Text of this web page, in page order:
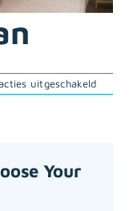
uitgeschakeldvoor
Mevr.
Your